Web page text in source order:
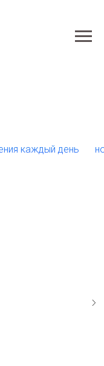
день новый